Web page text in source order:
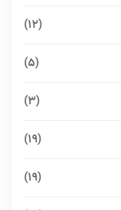
(12)
(5)
(3)
(19)
(19)